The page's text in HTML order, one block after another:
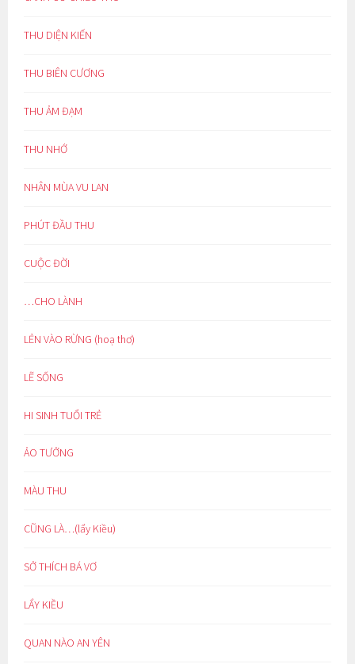
THU DIỆN KIẾN
THU BIÊN CƯƠNG
THU ẢM ĐẠM
THU NHỚ
NHÂN MÙA VU LAN
PHÚT ĐẦU THU
CUỘC ĐỜI
…CHO LÀNH
LẺN VÀO RỪNG (hoạ thơ)
LẼ SỐNG
HI SINH TUỔI TRẺ
ẢO TƯỞNG
MÀU THU
CŨNG LÀ…(lẩy Kiều)
SỞ THÍCH BÁ VƠ
LẨY KIỀU
QUAN NÀO AN YÊN